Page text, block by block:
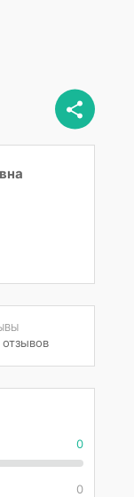
0
0